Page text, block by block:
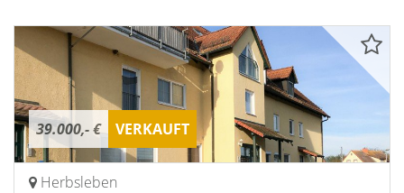
39.000,- € VERKAUFT
Herbsleben